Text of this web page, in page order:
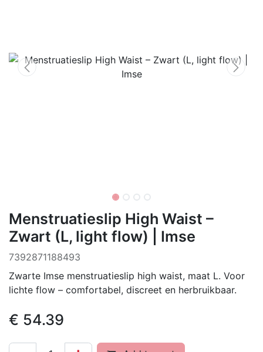
Menstruatieslip High Waist –
Zwart (L, light flow) | Imse
‌7392871188493
Zwarte Imse menstruatieslip high waist, maat L. Voor
lichte flow – comfortabel, discreet en herbruikbaar.
€ 54.39